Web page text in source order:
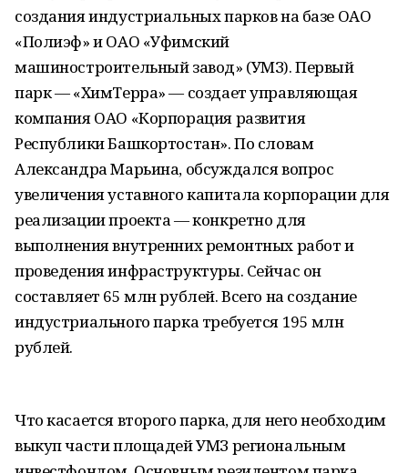
создания индустриальных парков на базе ОАО
«Полиэф» и ОАО «Уфимский
машиностроительный завод» (УМЗ). Первый
парк — «ХимТерра» — создает управляющая
компания ОАО «Корпорация развития
Республики Башкортостан». По словам
Александра Марьина, обсуждался вопрос
увеличения уставного капитала корпорации для
реализации проекта — конкретно для
выполнения внутренних ремонтных работ и
проведения инфраструктуры. Сейчас он
составляет 65 млн рублей. Всего на создание
индустриального парка требуется 195 млн
рублей.
Что касается второго парка, для него необходим
выкуп части площадей УМЗ региональным